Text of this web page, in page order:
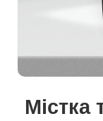
Містка